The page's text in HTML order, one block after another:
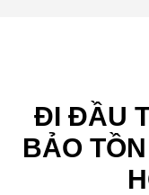
ĐI ĐẦU
BẢO